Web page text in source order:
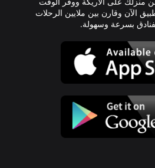
الآن وقارن بين ملايين الرحلات
بسرعة وسهولة.